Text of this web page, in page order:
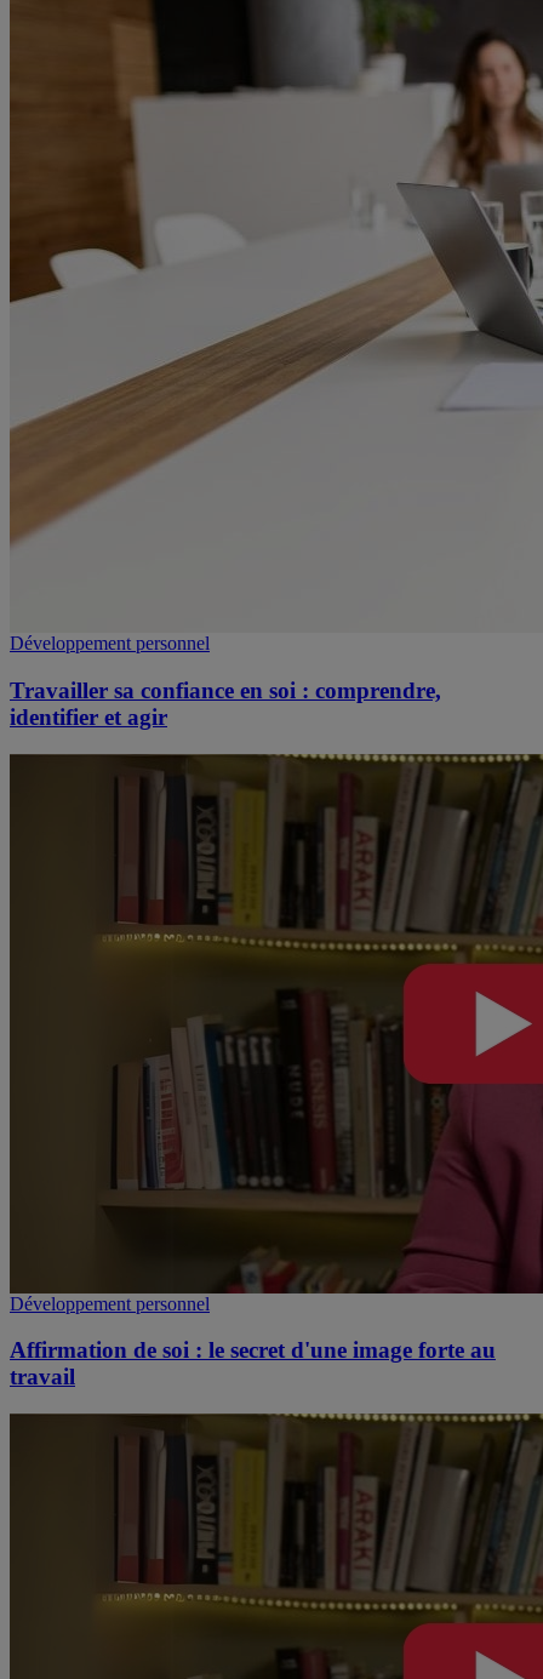
Développement personnel
Travailler sa confiance en soi : comprendre,
identifier et agir
Développement personnel
Affirmation de soi : le secret d'une image forte au
travail